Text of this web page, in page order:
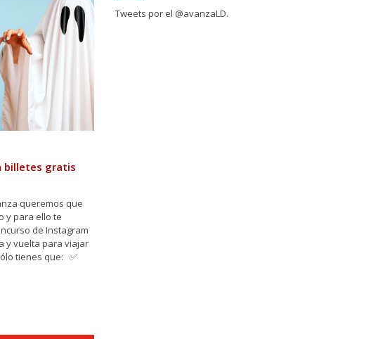
billetes gratis
queremos que
y para ello te
de Instagram
y vuelta para viajar
tienes que: ✅
Tweets por el @avanzaLD.